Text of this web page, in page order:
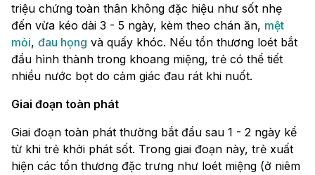
triệu chứng toàn thân không đặc hiệu như sốt nhẹ
đến vừa kéo dài 3 - 5 ngày, kèm theo chán ăn, mệt
mỏi, đau họng và quấy khóc. Nếu tổn thương loét bắt
đầu hình thành trong khoang miệng, trẻ có thể tiết
nhiều nước bọt do cảm giác đau rát khi nuốt.
Giai đoạn toàn phát
Giai đoạn toàn phát thường bắt đầu sau 1 - 2 ngày kể
từ khi trẻ khởi phát sốt. Trong giai đoạn này, trẻ xuất
hiện các tổn thương đặc trưng như loét miệng (ở niêm